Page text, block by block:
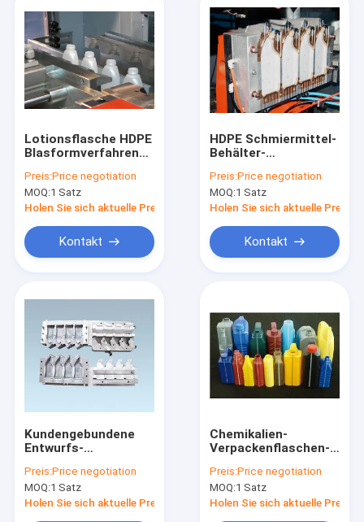
Über uns
Fabrik-Ausflug
Nachrichten
Lotionsflasche HDPE
Blasformverfahren
System
Preis:Price negotiation
MOQ:1 Satz
Holen Sie sich aktuelle Preis
Kontakt
HDPE Schmiermittel-
Behälter-
Preis:Price negotiation
MOQ:1 Satz
Holen Sie sich aktuelle Preis
Kontakt
Kundengebundene
Entwurfs-
ISO anerkannt
Preis:Price negotiation
MOQ:1 Satz
Holen Sie sich aktuelle Preis
Chemikalien-
Verpackenflaschen-
Komponenten-hohes
Standardmodell
Preis:Price negotiation
MOQ:1 Satz
Holen Sie sich aktuelle Preis